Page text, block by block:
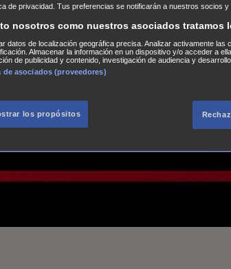
de privacidad. Tus preferencias se notificarán a nuestros socios
nosotros como nuestros asociados tratamos
datos de localización geográfica precisa. Analizar activamente
Almacenar la información en un dispositivo y/o acceder a
de publicidad y contenido, investigación de audiencia y
de asociados (proveedores)
los propósitos